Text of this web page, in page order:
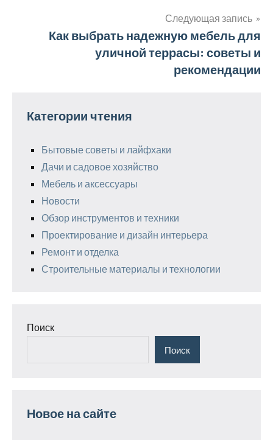
Следующая запись
Как выбрать надежную мебель для
уличной террасы: советы и
рекомендации
Категории чтения
Бытовые советы и лайфхаки
Дачи и садовое хозяйство
Мебель и аксессуары
Новости
Обзор инструментов и техники
Проектирование и дизайн интерьера
Ремонт и отделка
Строительные материалы и технологии
Поиск
Поиск
Новое на сайте